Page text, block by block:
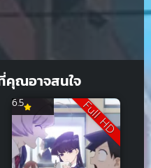
คุณอาจสนใจ
Full HD
6.5